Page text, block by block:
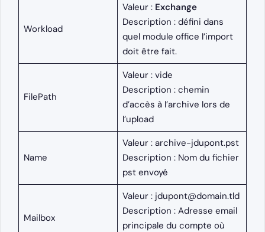
Workload
Valeur : Exchange
Description : défini dans
quel module office l’import
doit être fait.
FilePath
Valeur : vide
Description : chemin
d’accès à l’archive lors de
l’upload
Name
Valeur : archive-jdupont.pst
Description : Nom du fichier
pst envoyé
Mailbox
Valeur : jdupont@domain.tld
Description : Adresse email
principale du compte où